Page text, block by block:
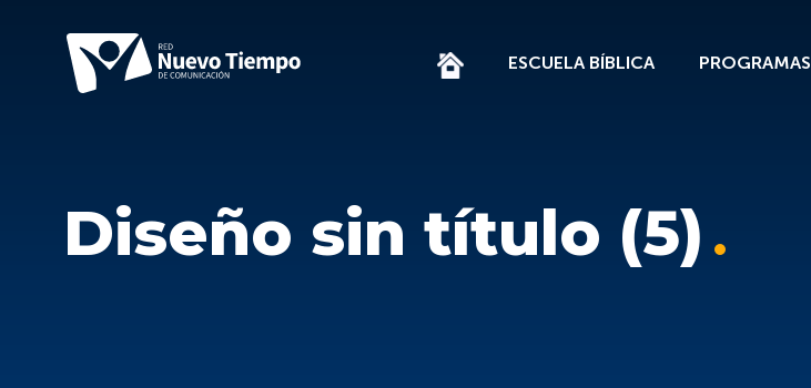
ESCUELA BÍBLICA PROGRAMAS
Diseño sin título (5)